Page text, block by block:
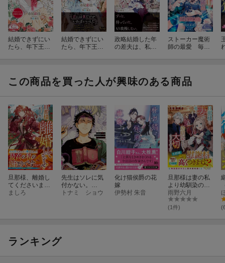
結婚できずにい
たら、年下王子
結婚できずにい
たら、年下王子
政略結婚した年
の差夫は、私を
ストーカー魔術
師の最愛 毎日
この商品を買った人が興味のある商品
旦那様、離婚し
てくださいま
せ！
ましろ
先生はソレに気
付かない。
（2）
トナミ ショウ
化け猫侯爵の花
嫁
伊勢村 朱音
旦那様は妻の私
より幼馴染の方
が大切なようで
す
雨野六月
(1件)
ランキング